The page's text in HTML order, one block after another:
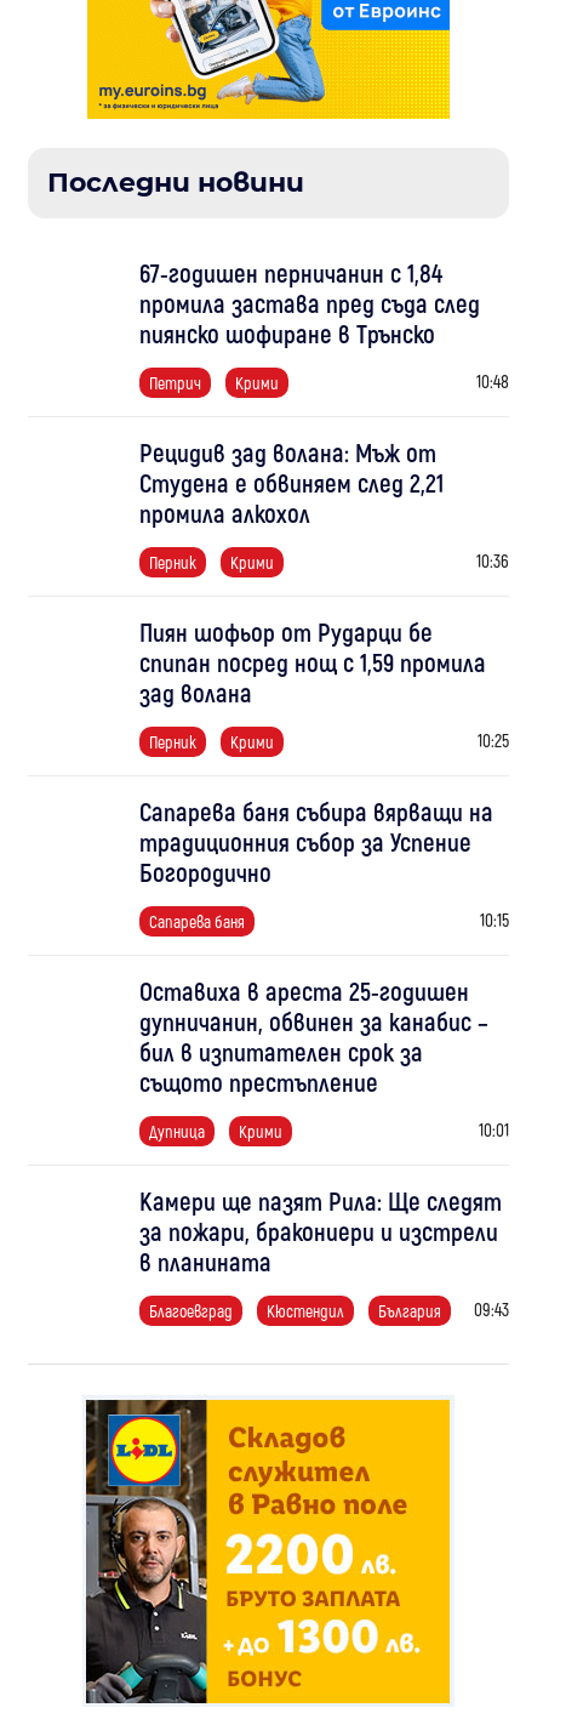
Последни новини
67-годишен перничанин с 1,84
промила застава пред съда след
пиянско шофиране в Трънско
Петрич Крими 10:48
Рецидив зад волана: Мъж от
Студена е обвиняем след 2,21
промила алкохол
Перник Крими 10:36
Пиян шофьор от Рударци бе
спипан посред нощ с 1,59 промила
зад волана
Перник Крими 10:25
Сапарева баня събира вярващи на
традиционния събор за Успение
Богородично
Сапарева баня 10:15
Оставиха в ареста 25-годишен
дупничанин, обвинен за канабис –
бил в изпитателен срок за
същото престъпление
Дупница Крими 10:01
Камери ще пазят Рила: Ще следят
за пожари, бракониери и изстрели
в планината
Благоевград Кюстендил България 09:43